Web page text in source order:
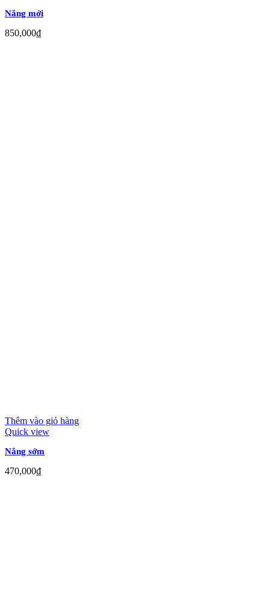
Nắng mới
850,000₫
Thêm vào giỏ hàng
Quick view
Nắng sớm
470,000₫